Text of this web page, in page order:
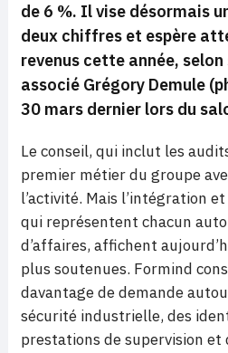
de 6 %. Il vise désormais
deux chiffres et espère
revenus cette année,
associé Grégory Demule
30 mars dernier lors du
Le conseil, qui inclut les
premier métier du groupe
l’activité. Mais l’intégration
qui représentent chacun
d’affaires, affichent
plus soutenues. Formind
davantage de demande
sécurité industrielle, des
prestations de supervision et